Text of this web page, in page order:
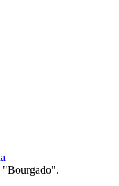
"Bourgado".